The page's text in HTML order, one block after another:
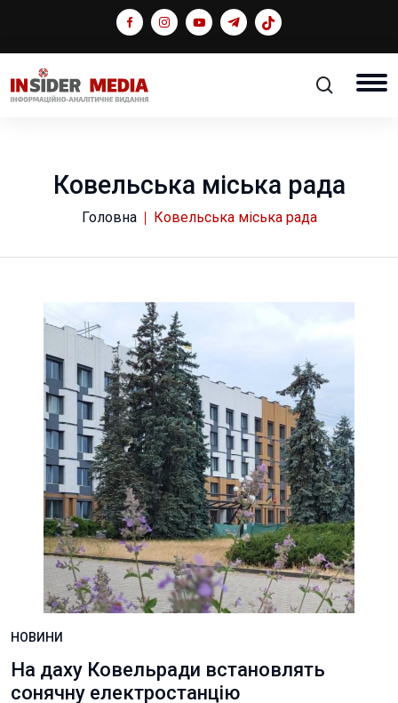
Ковельська міська рада
Головна Ковельська міська рада
НОВИНИ
На даху Ковельради встановлять
сонячну електростанцію